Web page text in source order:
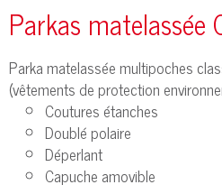
Parkas matelassée
Parka matelassée multipoches
(vêtements de protection
Coutures étanches
Doublé polaire
Déperlant
Capuche amovible